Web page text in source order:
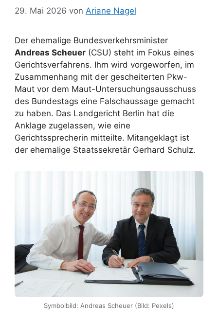
29. Mai 2026 von Ariane Nagel
Der ehemalige Bundesverkehrsminister
Andreas Scheuer (CSU) steht im Fokus eines
Gerichtsverfahrens. Ihm wird vorgeworfen, im
Zusammenhang mit der gescheiterten Pkw-
Maut vor dem Maut-Untersuchungsausschuss
des Bundestags eine Falschaussage gemacht
zu haben. Das Landgericht Berlin hat die
Anklage zugelassen, wie eine
Gerichtssprecherin mitteilte. Mitangeklagt ist
der ehemalige Staatssekretär Gerhard Schulz.
Symbolbild: Andreas Scheuer (Bild: Pexels)